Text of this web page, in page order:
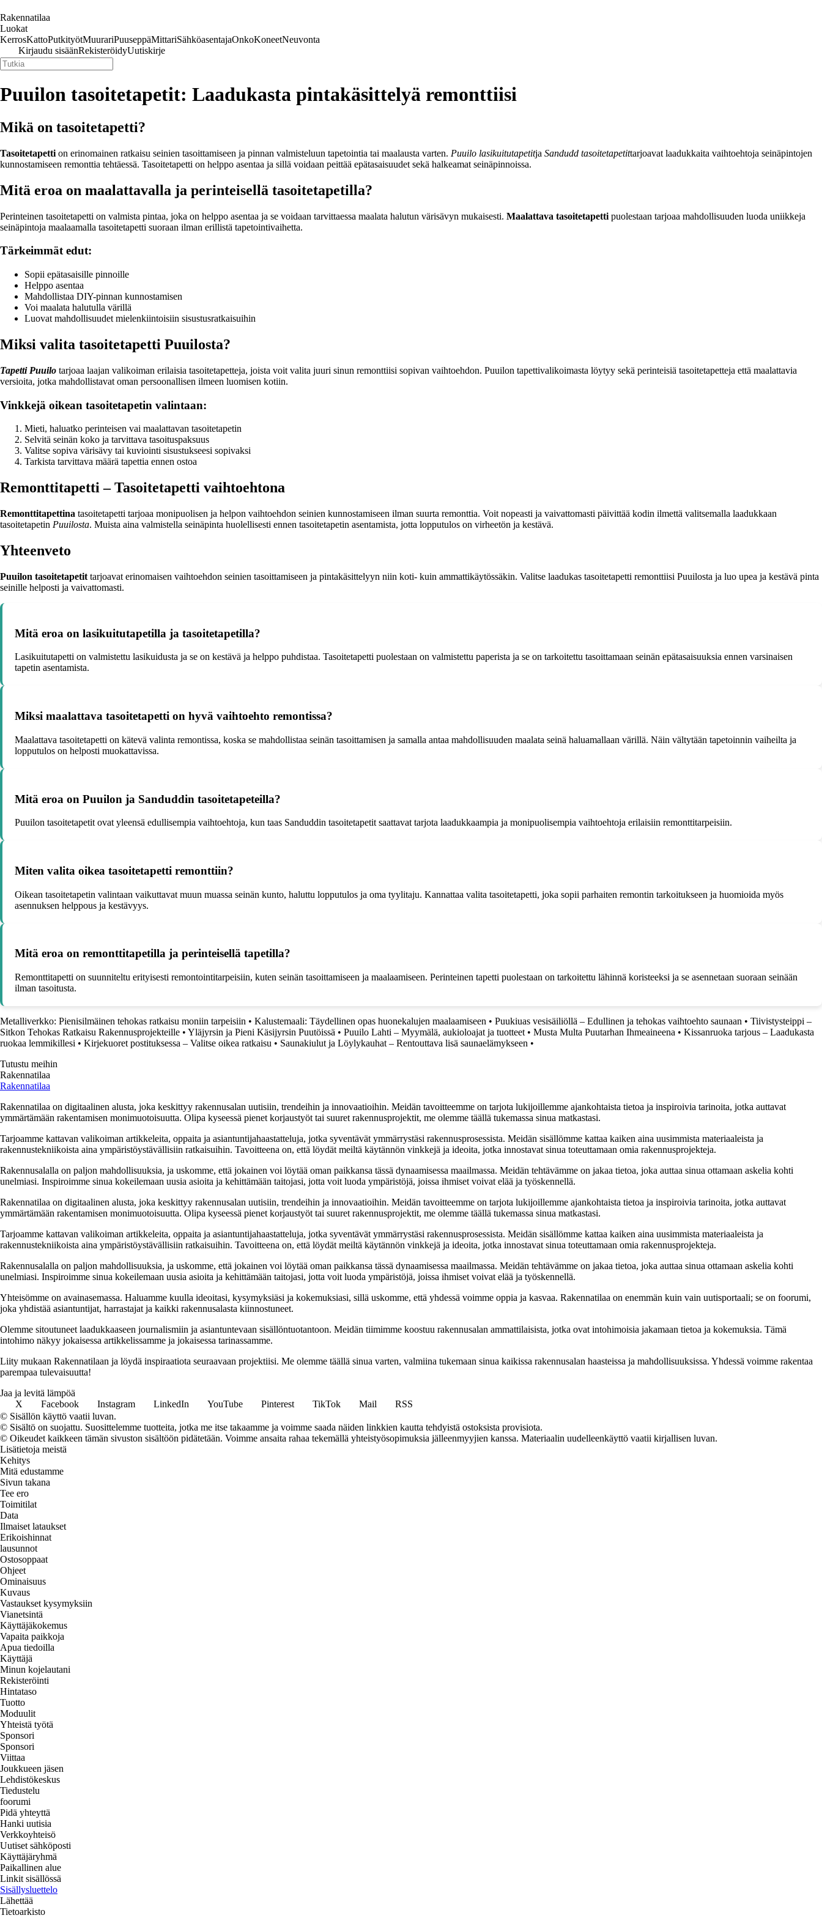
Rakennatilaa
Luokat
KerrosKattoPutkityötMuurariPuuseppäMittariSähköasentajaOnkoKoneetNeuvonta
Kirjaudu sisäänRekisteröidyUutiskirje
Puuilon tasoitetapetit: Laadukasta pintakäsittelyä remonttiisi
Mikä on tasoitetapetti?
Tasoitetapetti on erinomainen ratkaisu seinien tasoittamiseen ja pinnan valmisteluun tapetointia tai maalausta varten. Puuilo lasikuitutapetitja Sandudd tasoitetapetittarjoavat laadukkaita vaihtoehtoja seinäpintojen
kunnostamiseen remonttia tehtäessä. Tasoitetapetti on helppo asentaa ja sillä voidaan peittää epätasaisuudet sekä halkeamat seinäpinnoissa.
Mitä eroa on maalattavalla ja perinteisellä tasoitetapetilla?
Perinteinen tasoitetapetti on valmista pintaa, joka on helppo asentaa ja se voidaan tarvittaessa maalata halutun värisävyn mukaisesti. Maalattava tasoitetapetti puolestaan tarjoaa mahdollisuuden luoda uniikkeja
seinäpintoja maalaamalla tasoitetapetti suoraan ilman erillistä tapetointivaihetta.
Tärkeimmät edut:
Sopii epätasaisille pinnoille
Helppo asentaa
Mahdollistaa DIY-pinnan kunnostamisen
Voi maalata halutulla värillä
Luovat mahdollisuudet mielenkiintoisiin sisustusratkaisuihin
Miksi valita tasoitetapetti Puuilosta?
Tapetti Puuilo tarjoaa laajan valikoiman erilaisia tasoitetapetteja, joista voit valita juuri sinun remonttiisi sopivan vaihtoehdon. Puuilon tapettivalikoimasta löytyy sekä perinteisiä tasoitetapetteja että maalattavia
versioita, jotka mahdollistavat oman persoonallisen ilmeen luomisen kotiin.
Vinkkejä oikean tasoitetapetin valintaan:
Mieti, haluatko perinteisen vai maalattavan tasoitetapetin
Selvitä seinän koko ja tarvittava tasoituspaksuus
Valitse sopiva värisävy tai kuviointi sisustukseesi sopivaksi
Tarkista tarvittava määrä tapettia ennen ostoa
Remonttitapetti – Tasoitetapetti vaihtoehtona
Remonttitapettina tasoitetapetti tarjoaa monipuolisen ja helpon vaihtoehdon seinien kunnostamiseen ilman suurta remonttia. Voit nopeasti ja vaivattomasti päivittää kodin ilmettä valitsemalla laadukkaan
tasoitetapetin Puuilosta. Muista aina valmistella seinäpinta huolellisesti ennen tasoitetapetin asentamista, jotta lopputulos on virheetön ja kestävä.
Yhteenveto
Puuilon tasoitetapetit tarjoavat erinomaisen vaihtoehdon seinien tasoittamiseen ja pintakäsittelyyn niin koti- kuin ammattikäytössäkin. Valitse laadukas tasoitetapetti remonttiisi Puuilosta ja luo upea ja kestävä pinta
seinille helposti ja vaivattomasti.
Mitä eroa on lasikuitutapetilla ja tasoitetapetilla?
Lasikuitutapetti on valmistettu lasikuidusta ja se on kestävä ja helppo puhdistaa. Tasoitetapetti puolestaan on valmistettu paperista ja se on tarkoitettu tasoittamaan seinän epätasaisuuksia ennen varsinaisen
tapetin asentamista.
Miksi maalattava tasoitetapetti on hyvä vaihtoehto remontissa?
Maalattava tasoitetapetti on kätevä valinta remontissa, koska se mahdollistaa seinän tasoittamisen ja samalla antaa mahdollisuuden maalata seinä haluamallaan värillä. Näin vältytään tapetoinnin vaiheilta ja
lopputulos on helposti muokattavissa.
Mitä eroa on Puuilon ja Sanduddin tasoitetapeteilla?
Puuilon tasoitetapetit ovat yleensä edullisempia vaihtoehtoja, kun taas Sanduddin tasoitetapetit saattavat tarjota laadukkaampia ja monipuolisempia vaihtoehtoja erilaisiin remonttitarpeisiin.
Miten valita oikea tasoitetapetti remonttiin?
Oikean tasoitetapetin valintaan vaikuttavat muun muassa seinän kunto, haluttu lopputulos ja oma tyylitaju. Kannattaa valita tasoitetapetti, joka sopii parhaiten remontin tarkoitukseen ja huomioida myös
asennuksen helppous ja kestävyys.
Mitä eroa on remonttitapetilla ja perinteisellä tapetilla?
Remonttitapetti on suunniteltu erityisesti remontointitarpeisiin, kuten seinän tasoittamiseen ja maalaamiseen. Perinteinen tapetti puolestaan on tarkoitettu lähinnä koristeeksi ja se asennetaan suoraan seinään
ilman tasoitusta.
Metalliverkko: Pienisilmäinen tehokas ratkaisu moniin tarpeisiin • Kalustemaali: Täydellinen opas huonekalujen maalaamiseen • Puukiuas vesisäiliöllä – Edullinen ja tehokas vaihtoehto saunaan • Tiivistysteippi –
Sitkon Tehokas Ratkaisu Rakennusprojekteille • Yläjyrsin ja Pieni Käsijyrsin Puutöissä • Puuilo Lahti – Myymälä, aukioloajat ja tuotteet • Musta Multa Puutarhan Ihmeaineena • Kissanruoka tarjous – Laadukasta
ruokaa lemmikillesi • Kirjekuoret postituksessa – Valitse oikea ratkaisu • Saunakiulut ja Löylykauhat – Rentouttava lisä saunaelämykseen •
Tutustu meihin
Rakennatilaa
Rakennatilaa
Rakennatilaa on digitaalinen alusta, joka keskittyy rakennusalan uutisiin, trendeihin ja innovaatioihin. Meidän tavoitteemme on tarjota lukijoillemme ajankohtaista tietoa ja inspiroivia tarinoita, jotka auttavat
ymmärtämään rakentamisen monimuotoisuutta. Olipa kyseessä pienet korjaustyöt tai suuret rakennusprojektit, me olemme täällä tukemassa sinua matkastasi.
Tarjoamme kattavan valikoiman artikkeleita, oppaita ja asiantuntijahaastatteluja, jotka syventävät ymmärrystäsi rakennusprosessista. Meidän sisällömme kattaa kaiken aina uusimmista materiaaleista ja
rakennustekniikoista aina ympäristöystävällisiin ratkaisuihin. Tavoitteena on, että löydät meiltä käytännön vinkkejä ja ideoita, jotka innostavat sinua toteuttamaan omia rakennusprojekteja.
Rakennusalalla on paljon mahdollisuuksia, ja uskomme, että jokainen voi löytää oman paikkansa tässä dynaamisessa maailmassa. Meidän tehtävämme on jakaa tietoa, joka auttaa sinua ottamaan askelia kohti
unelmiasi. Inspiroimme sinua kokeilemaan uusia asioita ja kehittämään taitojasi, jotta voit luoda ympäristöjä, joissa ihmiset voivat elää ja työskennellä.
Rakennatilaa on digitaalinen alusta, joka keskittyy rakennusalan uutisiin, trendeihin ja innovaatioihin. Meidän tavoitteemme on tarjota lukijoillemme ajankohtaista tietoa ja inspiroivia tarinoita, jotka auttavat
ymmärtämään rakentamisen monimuotoisuutta. Olipa kyseessä pienet korjaustyöt tai suuret rakennusprojektit, me olemme täällä tukemassa sinua matkastasi.
Tarjoamme kattavan valikoiman artikkeleita, oppaita ja asiantuntijahaastatteluja, jotka syventävät ymmärrystäsi rakennusprosessista. Meidän sisällömme kattaa kaiken aina uusimmista materiaaleista ja
rakennustekniikoista aina ympäristöystävällisiin ratkaisuihin. Tavoitteena on, että löydät meiltä käytännön vinkkejä ja ideoita, jotka innostavat sinua toteuttamaan omia rakennusprojekteja.
Rakennusalalla on paljon mahdollisuuksia, ja uskomme, että jokainen voi löytää oman paikkansa tässä dynaamisessa maailmassa. Meidän tehtävämme on jakaa tietoa, joka auttaa sinua ottamaan askelia kohti
unelmiasi. Inspiroimme sinua kokeilemaan uusia asioita ja kehittämään taitojasi, jotta voit luoda ympäristöjä, joissa ihmiset voivat elää ja työskennellä.
Yhteisömme on avainasemassa. Haluamme kuulla ideoitasi, kysymyksiäsi ja kokemuksiasi, sillä uskomme, että yhdessä voimme oppia ja kasvaa. Rakennatilaa on enemmän kuin vain uutisportaali; se on foorumi,
joka yhdistää asiantuntijat, harrastajat ja kaikki rakennusalasta kiinnostuneet.
Olemme sitoutuneet laadukkaaseen journalismiin ja asiantuntevaan sisällöntuotantoon. Meidän tiimimme koostuu rakennusalan ammattilaisista, jotka ovat intohimoisia jakamaan tietoa ja kokemuksia. Tämä
intohimo näkyy jokaisessa artikkelissamme ja jokaisessa tarinassamme.
Liity mukaan Rakennatilaan ja löydä inspiraatiota seuraavaan projektiisi. Me olemme täällä sinua varten, valmiina tukemaan sinua kaikissa rakennusalan haasteissa ja mahdollisuuksissa. Yhdessä voimme rakentaa
parempaa tulevaisuutta!
Jaa ja levitä lämpöä
X
Facebook Instagram LinkedIn YouTube Pinterest TikTok Mail
RSS
© Sisällön käyttö vaatii luvan.
© Sisältö on suojattu. Suosittelemme tuotteita, jotka me itse takaamme ja voimme saada näiden linkkien kautta tehdyistä ostoksista provisiota.
© Oikeudet kaikkeen tämän sivuston sisältöön pidätetään. Voimme ansaita rahaa tekemällä yhteistyösopimuksia jälleenmyyjien kanssa. Materiaalin uudelleenkäyttö vaatii kirjallisen luvan.
Lisätietoja meistä
Kehitys
Mitä edustamme
Sivun takana
Tee ero
Toimitilat
Data
Ilmaiset lataukset
Erikoishinnat
lausunnot
Ostosoppaat
Ohjeet
Ominaisuus
Kuvaus
Vastaukset kysymyksiin
Vianetsintä
Käyttäjäkokemus
Vapaita paikkoja
Apua tiedoilla
Käyttäjä
Minun kojelautani
Rekisteröinti
Hintataso
Tuotto
Moduulit
Yhteistä työtä
Sponsori
Sponsori
Viittaa
Joukkueen jäsen
Lehdistökeskus
Tiedustelu
foorumi
Pidä yhteyttä
Hanki uutisia
Verkkoyhteisö
Uutiset sähköposti
Käyttäjäryhmä
Paikallinen alue
Linkit sisällössä
Sisällysluettelo
Lähettää
Tietoarkisto